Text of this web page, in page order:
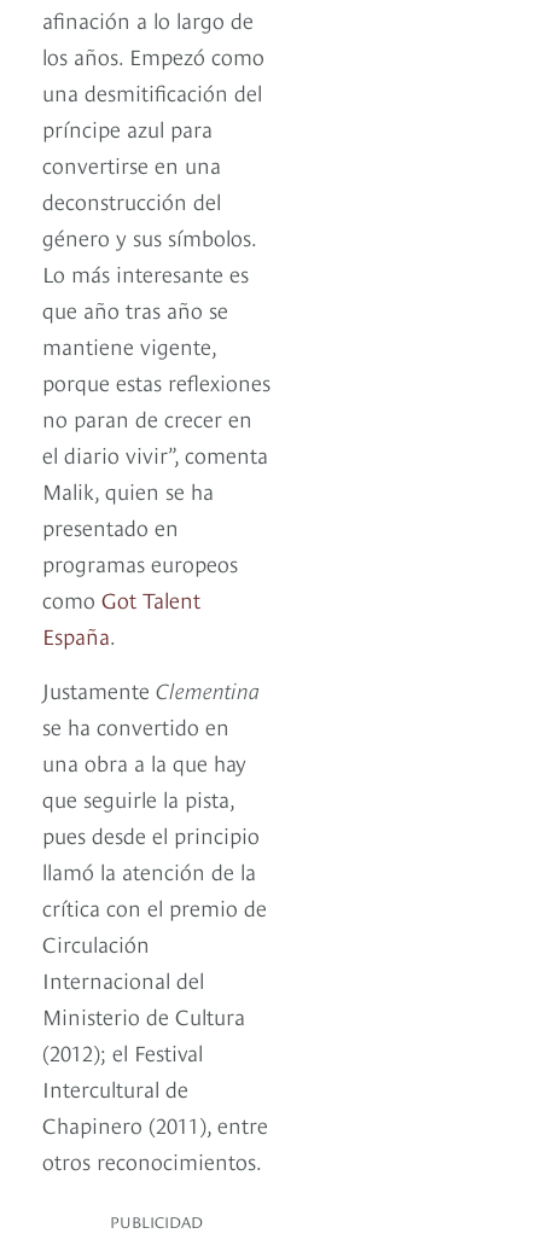
afinación a lo largo de
los años. Empezó como
una desmitificación del
príncipe azul para
convertirse en una
deconstrucción del
género y sus símbolos.
Lo más interesante es
que año tras año se
mantiene vigente,
porque estas reflexiones
no paran de crecer en
el diario vivir”, comenta
Malik, quien se ha
presentado en
programas europeos
como Got Talent
España.
Justamente Clementina
se ha convertido en
una obra a la que hay
que seguirle la pista,
pues desde el principio
llamó la atención de la
crítica con el premio de
Circulación
Internacional del
Ministerio de Cultura
(2012); el Festival
Intercultural de
Chapinero (2011), entre
otros reconocimientos.
PUBLICIDAD